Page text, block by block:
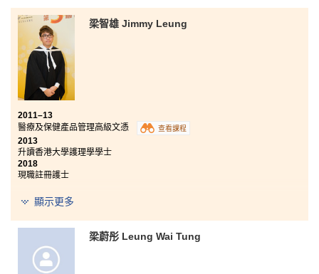
梁智雄 Jimmy Leung
2011–13
醫療及保健產品管理高級文憑
查看課程
2013
升讀香港大學護理學學士
2018
現職註冊護士
書院的教學模式與大學十分相似，助我更快適應大學的
識，加上講師悉心的教導，除了升讀大學外，也令我們
能夠投入社會工作，回饋社會。講師耐心的教導令我們
學到更多專業知識，十分感謝他們在過去兩年無私的栽
培。在書院認識了不少新朋友，一起趕功課，一起努
顯示更多
梁蔚彤 Leung Wai Tung